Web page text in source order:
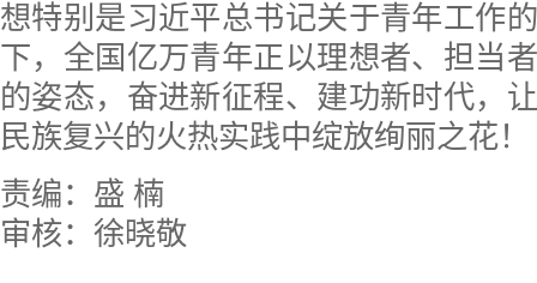
想特别是习近平总书记关于青年工作
下，全国亿万青年正以理想者、担当
的姿态，奋进新征程、建功新时代，
民族复兴的火热实践中绽放绚丽之花！
责编：盛 楠
审核：徐晓敬